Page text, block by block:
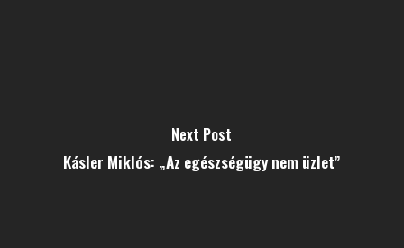
Next Post
Kásler Miklós: „Az egészségügy nem üzlet”